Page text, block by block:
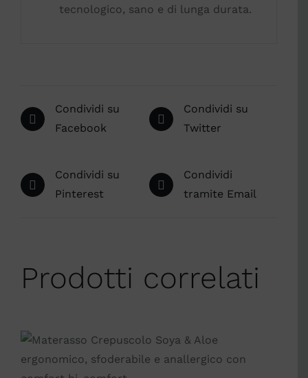
tecnologico, sano e di lunga durata.
Condividi su
Facebook
Condividi su
Twitter
Condividi su
Pinterest
Condividi
tramite Email
Prodotti correlati
SCEGLI
/